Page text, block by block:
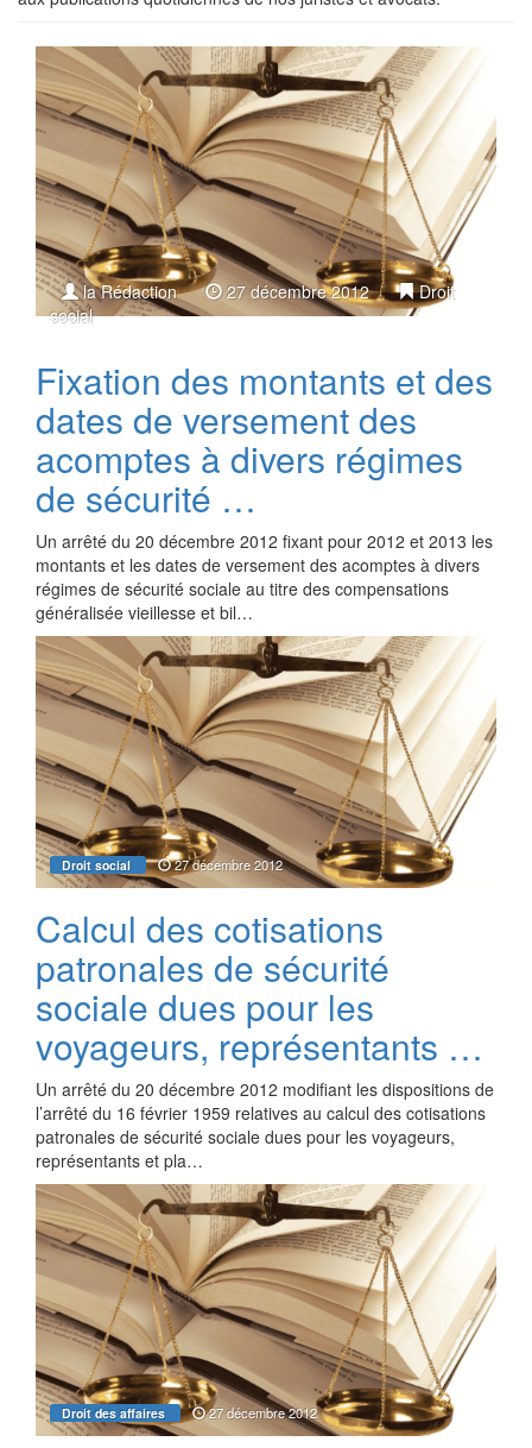
la Rédaction 27 décembre 2012
Droit
social
Fixation des montants et des
dates de versement des
acomptes à divers régimes
de sécurité …
Un arrêté du 20 décembre 2012 fixant pour 2012 et 2013 les
montants et les dates de versement des acomptes à divers
régimes de sécurité sociale au titre des compensations
généralisée vieillesse et bil…
Droit social 27 décembre 2012
Calcul des cotisations
patronales de sécurité
sociale dues pour les
voyageurs, représentants …
Un arrêté du 20 décembre 2012 modifiant les dispositions de
l’arrêté du 16 février 1959 relatives au calcul des cotisations
patronales de sécurité sociale dues pour les voyageurs,
représentants et pla…
Droit des affaires 27 décembre 2012